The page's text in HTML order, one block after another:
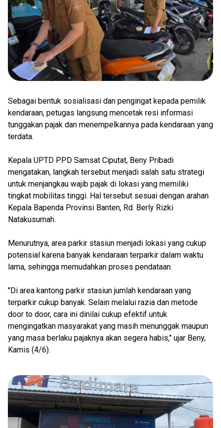
Sebagai bentuk sosialisasi dan pengingat kepada pemilik
kendaraan, petugas langsung mencetak resi informasi
tunggakan pajak dan menempelkannya pada kendaraan yang
terdata.
Kepala UPTD PPD Samsat Ciputat, Beny Pribadi
mengatakan, langkah tersebut menjadi salah satu strategi
untuk menjangkau wajib pajak di lokasi yang memiliki
tingkat mobilitas tinggi. Hal tersebut sesuai dengan arahan
Kepala Bapenda Provinsi Banten, Rd. Berly Rizki
Natakusumah.
Menurutnya, area parkir stasiun menjadi lokasi yang cukup
potensial karena banyak kendaraan terparkir dalam waktu
lama, sehingga memudahkan proses pendataan.
"Di area kantong parkir stasiun jumlah kendaraan yang
terparkir cukup banyak. Selain melalui razia dan metode
door to door, cara ini dinilai cukup efektif untuk
mengingatkan masyarakat yang masih menunggak maupun
yang masa berlaku pajaknya akan segera habis," ujar Beny,
Kamis (4/6).